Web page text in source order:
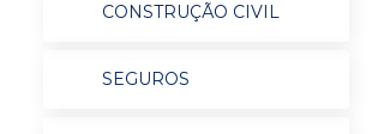
CONSTRUÇÃO CIVIL
SEGUROS